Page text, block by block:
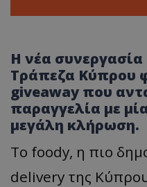
Η νέα
Τράπεζα Κύπρου
giveaway που
παραγγελία με
μεγάλη κλήρωση.
Το foody, η πιο
delivery της